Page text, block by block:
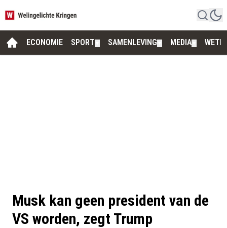
ECONOMIE SPORT SAMENLEVING MEDIA
Musk kan geen president van de
VS worden, zegt Trump